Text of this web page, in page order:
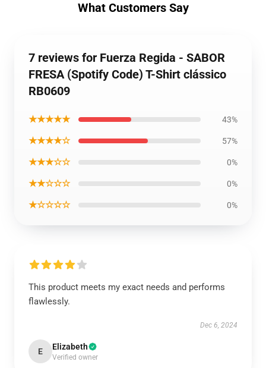
What Customers Say
7 reviews for Fuerza Regida - SABOR
FRESA (Spotify Code) T-Shirt clássico
RB0609
★★★★★ 43%
★★★★☆ 57%
★★★☆☆ 0%
★★☆☆☆ 0%
★☆☆☆☆ 0%
This product meets my exact needs and performs
flawlessly.
Dec 6, 2024
E Elizabeth
Verified owner